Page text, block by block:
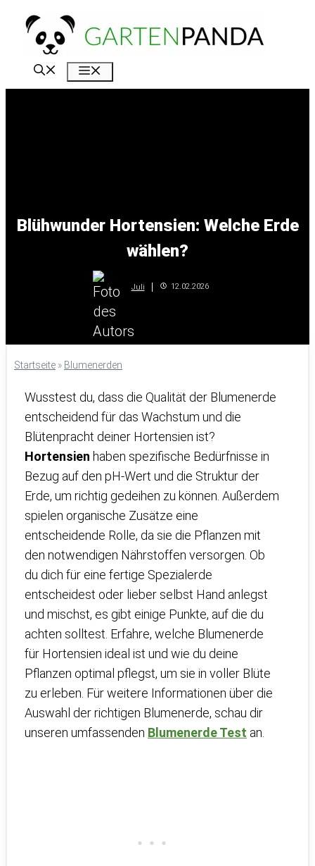
Zum
Inhalt
springen
Blühwunder Hortensien: Welche Erde
wählen?
Juli 12.02.2026
Startseite » Blumenerden
Wusstest du, dass die Qualität der Blumenerde
entscheidend für das Wachstum und die
Blütenpracht deiner Hortensien ist?
Hortensien haben spezifische Bedürfnisse in
Bezug auf den pH-Wert und die Struktur der
Erde, um richtig gedeihen zu können. Außerdem
spielen organische Zusätze eine
entscheidende Rolle, da sie die Pflanzen mit
den notwendigen Nährstoffen versorgen. Ob
du dich für eine fertige Spezialerde
entscheidest oder lieber selbst Hand anlegst
und mischst, es gibt einige Punkte, auf die du
achten solltest. Erfahre, welche Blumenerde
für Hortensien ideal ist und wie du deine
Pflanzen optimal pflegst, um sie in voller Blüte
zu erleben. Für weitere Informationen über die
Auswahl der richtigen Blumenerde, schau dir
unseren umfassenden Blumenerde Test an.